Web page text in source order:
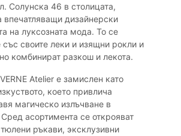
Солунска 46 в столицата,
впечатляващи дизайнерски
на луксозната мода. То се
със своите леки и изящни рокли и
комбинират разкош и лекота.
Atelier е замислен като
което привлича
магическо излъчване в
асортимента се открояват
ръкави, эксклузивни